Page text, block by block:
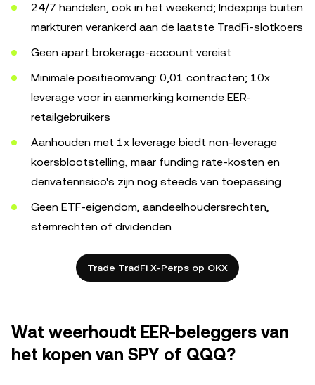
24/7 handelen, ook in het weekend; Indexprijs buiten
markturen verankerd aan de laatste TradFi-slotkoers
Geen apart brokerage-account vereist
Minimale positieomvang: 0,01 contracten; 10x
leverage voor in aanmerking komende EER-
retailgebruikers
Aanhouden met 1x leverage biedt non-leverage
koersblootstelling, maar funding rate-kosten en
derivatenrisico's zijn nog steeds van toepassing
Geen ETF-eigendom, aandeelhoudersrechten,
stemrechten of dividenden
Trade TradFi X-Perps op OKX
Wat weerhoudt EER-beleggers van
het kopen van SPY of QQQ?